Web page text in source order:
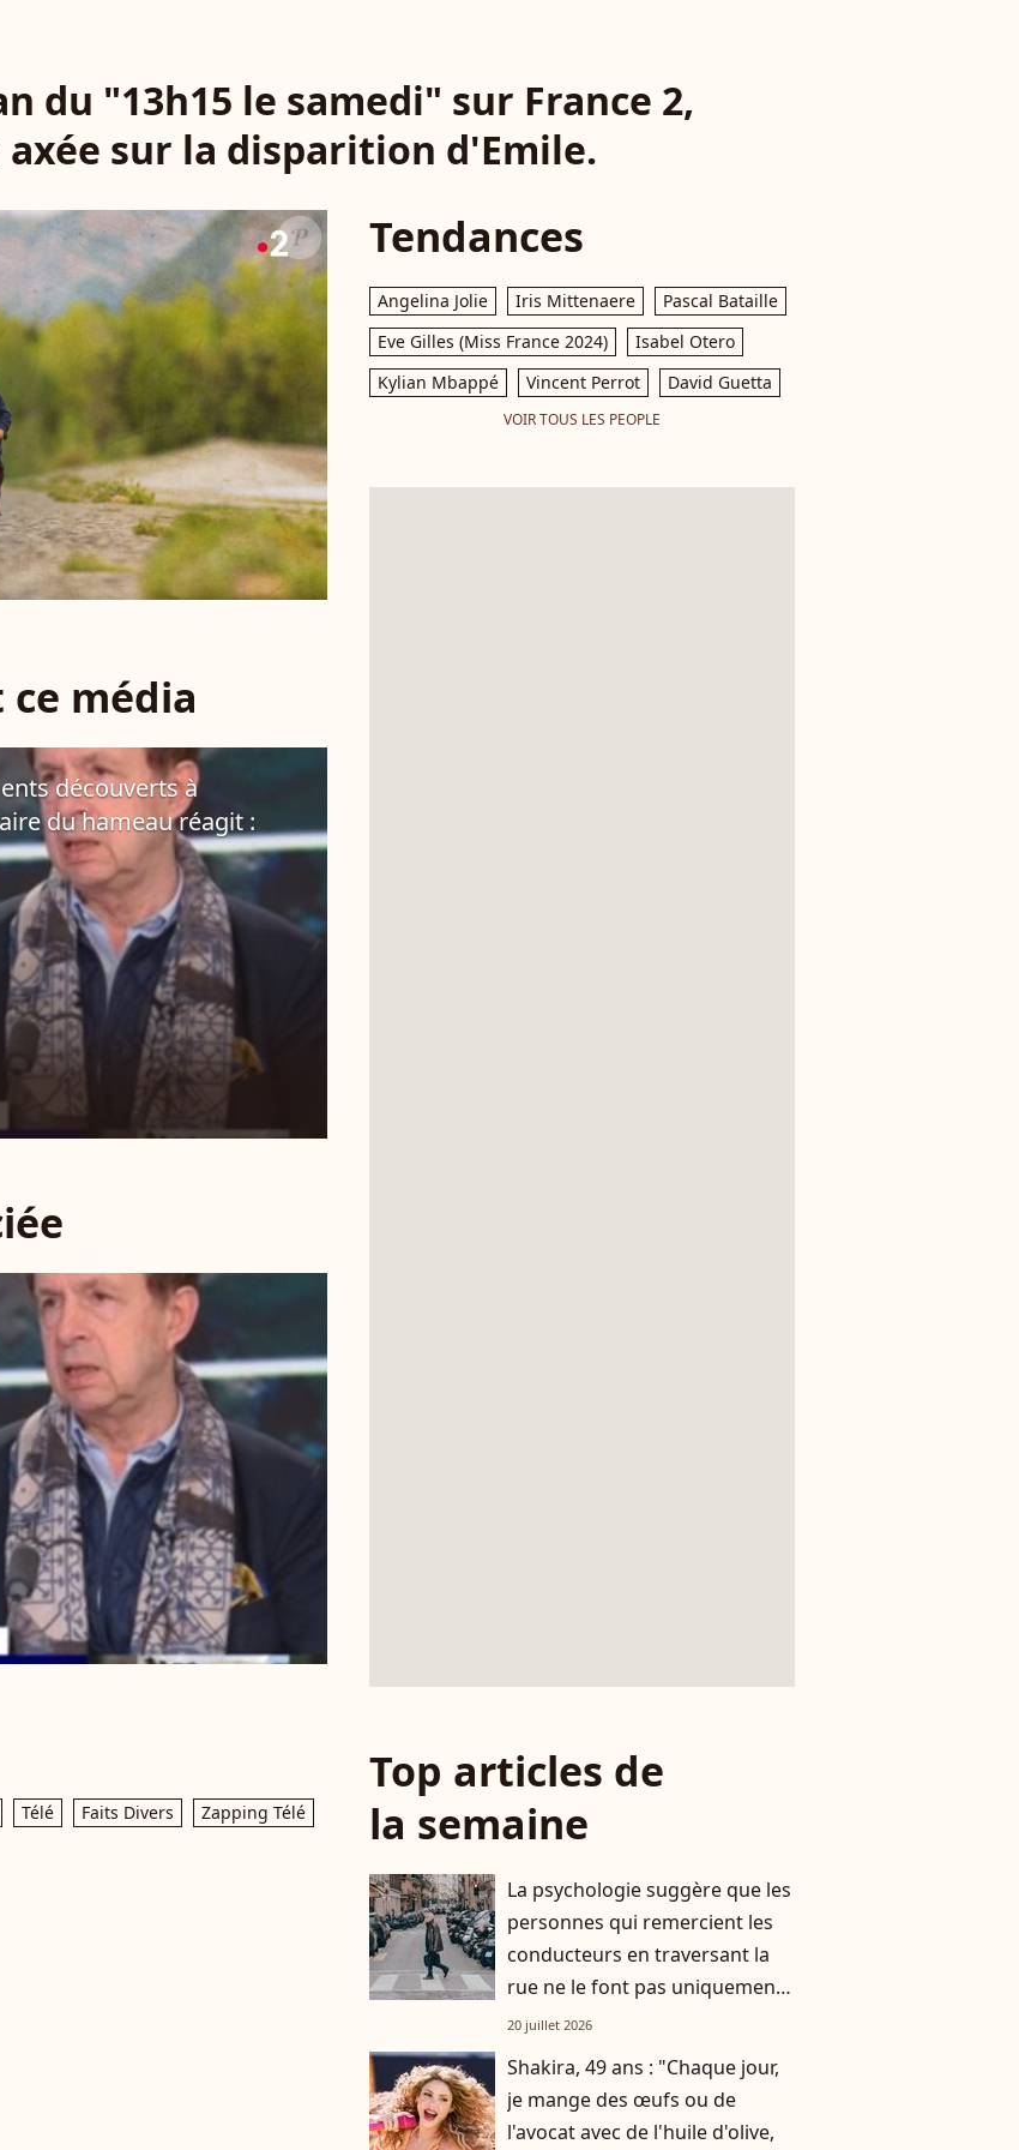
du "13h15 le samedi" sur France 2,
sur la disparition d'Emile.
média
découverts à
du hameau réagit :
Télé Faits Divers Zapping Télé
Tendances
Angelina Jolie Iris Mittenaere
Pascal Bataille
Eve Gilles (Miss France 2024)
Isabel Otero
Kylian Mbappé
Vincent Perrot David Guetta
VOIR TOUS LES PEOPLE
Top articles de
la semaine
La psychologie suggère que les
personnes qui remercient les
conducteurs en traversant la
rue ne le font pas uniquement
par gratitude
20 juillet 2026
Shakira, 49 ans : "Chaque jour,
je mange des œufs ou de
l'avocat avec de l'huile d'olive,